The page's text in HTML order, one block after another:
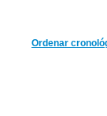
Ordenar